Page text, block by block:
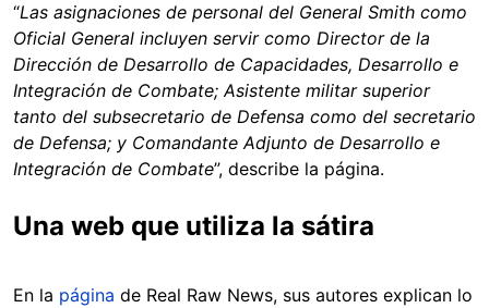
“Las asignaciones de personal del General Smith como
Oficial General incluyen servir como Director de la
Dirección de Desarrollo de Capacidades, Desarrollo e
Integración de Combate; Asistente militar superior
tanto del subsecretario de Defensa como del secretario
de Defensa; y Comandante Adjunto de Desarrollo e
Integración de Combate”, describe la página.
Una web que utiliza la sátira
En la página de Real Raw News, sus autores explican lo